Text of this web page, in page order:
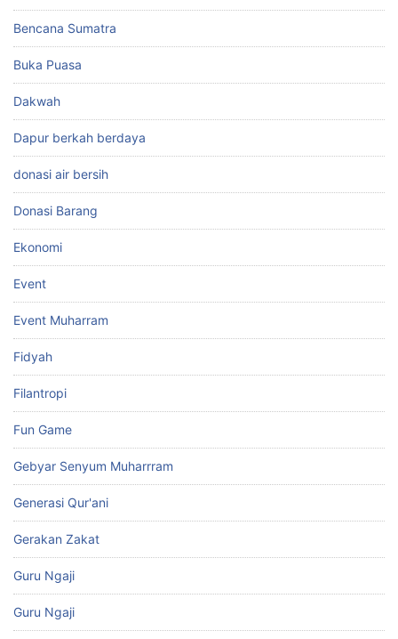
Bencana Sumatra
Buka Puasa
Dakwah
Dapur berkah berdaya
donasi air bersih
Donasi Barang
Ekonomi
Event
Event Muharram
Fidyah
Filantropi
Fun Game
Gebyar Senyum Muharrram
Generasi Qur'ani
Gerakan Zakat
Guru Ngaji
Guru Ngaji